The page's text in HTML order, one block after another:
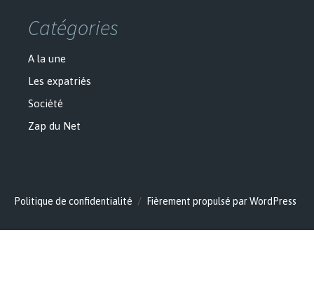
Catégories
A la une
Les expatriés
Société
Zap du Net
Politique de confidentialité Fièrement propulsé par WordPress